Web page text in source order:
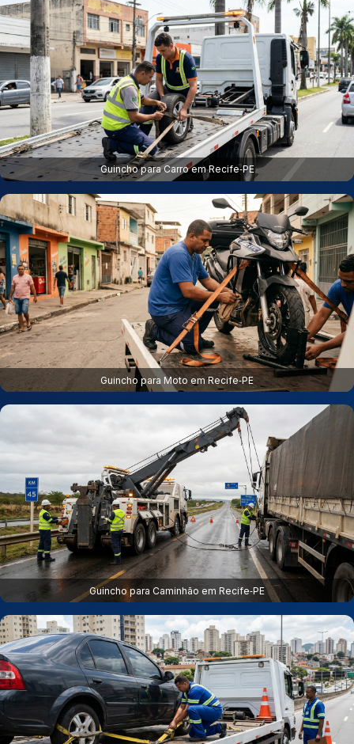
Guincho para Carro em Recife‑PE
Guincho para Moto em Recife‑PE
Guincho para Caminhão em Recife‑PE